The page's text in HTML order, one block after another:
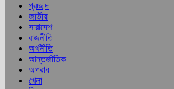
প্রচ্ছদ
জাতীয়
সারাদেশ
রাজনীতি
অর্থনীতি
আন্তর্জাতিক
অপরাধ
খেলা